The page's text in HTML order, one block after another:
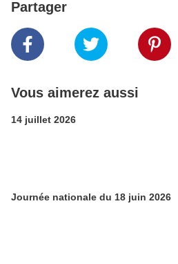
Partager
Vous aimerez aussi
14 juillet 2026
Journée nationale du 18 juin 2026